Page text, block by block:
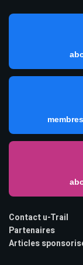
Contact u-Trail
Partenaires
Articles